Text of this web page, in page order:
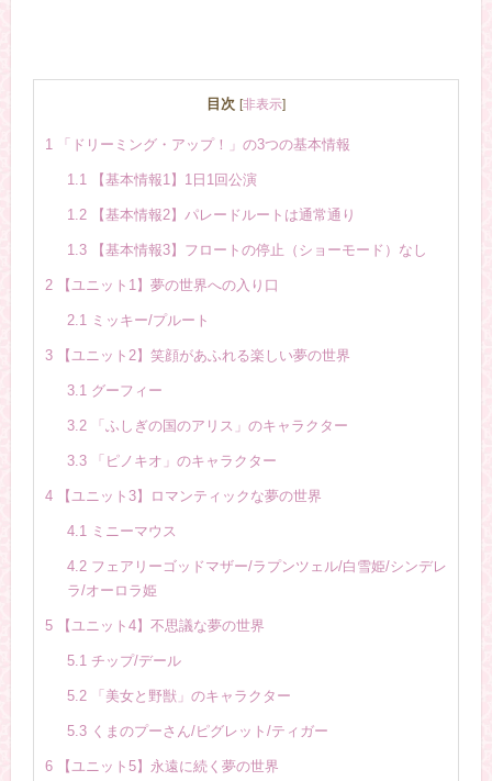
目次 [非表示]
1 「ドリーミング・アップ！」の3つの基本情報
1.1 【基本情報1】1日1回公演
1.2【基本情報2】パレードルートは通常通り
1.3【基本情報3】フロートの停止（ショーモード）なし
2 【ユニット1】夢の世界への入り口
2.1 ミッキー/プルート
3 【ユニット2】笑顔があふれる楽しい夢の世界
3.1 グーフィー
3.2「ふしぎの国のアリス」のキャラクター
3.3「ピノキオ」のキャラクター
4 【ユニット3】ロマンティックな夢の世界
4.1 ミニーマウス
4.2フェアリーゴッドマザー/ラプンツェル/白雪姫/シンデレ
ラ/オーロラ姫
5 【ユニット4】不思議な夢の世界
5.1 チップ/デール
5.2「美女と野獣」のキャラクター
5.3くまのプーさん/ピグレット/ティガー
6 【ユニット5】永遠に続く夢の世界